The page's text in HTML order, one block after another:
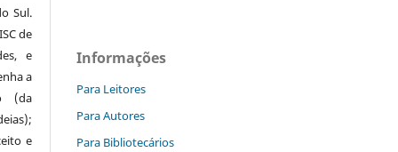
Sul.
de
e
a
(da
e
Informações
Para Leitores
Para Autores
Para Bibliotecários